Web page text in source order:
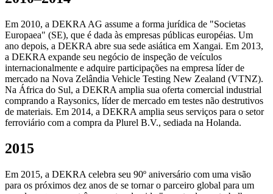
Em 2010, a DEKRA AG assume a forma jurídica de "Societas
Europaea" (SE), que é dada às empresas públicas européias. Um
ano depois, a DEKRA abre sua sede asiática em Xangai. Em 2013,
a DEKRA expande seu negócio de inspeção de veículos
internacionalmente e adquire participações na empresa líder de
mercado na Nova Zelândia Vehicle Testing New Zealand (VTNZ).
Na África do Sul, a DEKRA amplia sua oferta comercial industrial
comprando a Raysonics, líder de mercado em testes não destrutivos
de materiais. Em 2014, a DEKRA amplia seus serviços para o setor
ferroviário com a compra da Plurel B.V., sediada na Holanda.
2015
Em 2015, a DEKRA celebra seu 90º aniversário com uma visão
para os próximos dez anos de se tornar o parceiro global para um